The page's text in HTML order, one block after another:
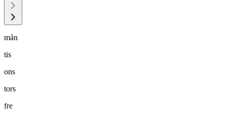
mån
tis
ons
tors
fre